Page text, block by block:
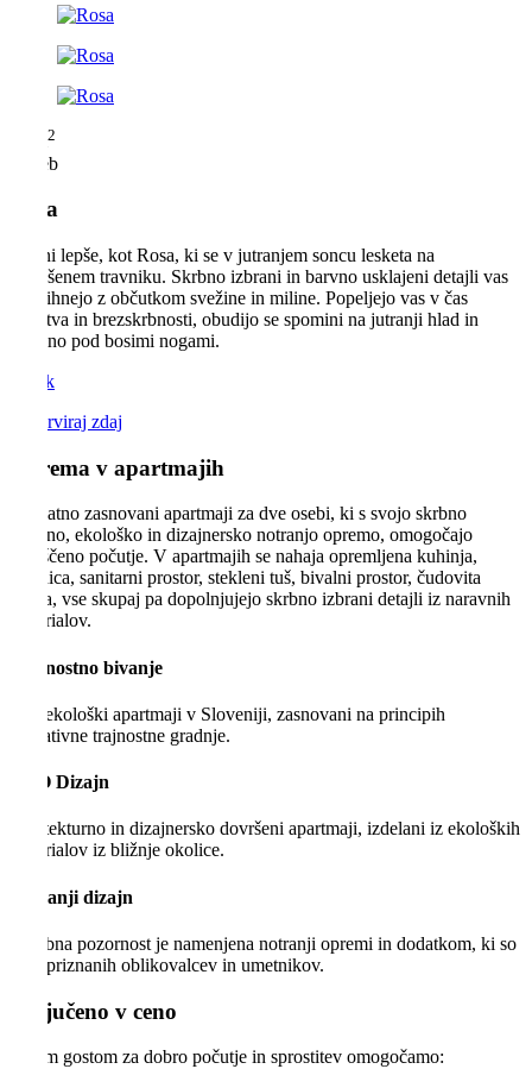
2
2 oseb
Rosa
Nič ni lepše, kot Rosa, ki se v jutranjem soncu lesketa na
pokošenem travniku. Skrbno izbrani in barvno usklajeni detajli vas
navdihnejo z občutkom svežine in miline. Popeljejo vas v čas
otroštva in brezskrbnosti, obudijo se spomini na jutranji hlad in
svežino pod bosimi nogami.
Cenik
Rezerviraj zdaj
Oprema v apartmajih
Unikatno zasnovani apartmaji za dve osebi, ki s svojo skrbno
izbrano, ekološko in dizajnersko notranjo opremo, omogočajo
sproščeno počutje. V apartmajih se nahaja opremljena kuhinja,
spalnica, sanitarni prostor, stekleni tuš, bivalni prostor, čudovita
terasa, vse skupaj pa dopolnjujejo skrbno izbrani detajli iz naravnih
materialov.
Trajnostno bivanje
Prvi ekološki apartmaji v Sloveniji, zasnovani na principih
inovativne trajnostne gradnje.
ECO Dizajn
Arhitekturno in dizajnersko dovršeni apartmaji, izdelani iz ekoloških
materialov iz bližnje okolice.
Notranji dizajn
Posebna pozornost je namenjena notranji opremi in dodatkom, ki so
delo priznanih oblikovalcev in umetnikov.
Vključeno v ceno
Našim gostom za dobro počutje in sprostitev omogočamo: